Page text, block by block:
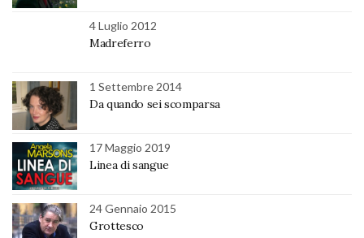
4 Luglio 2012
Madreferro
1 Settembre 2014
Da quando sei scomparsa
17 Maggio 2019
Linea di sangue
24 Gennaio 2015
Grottesco